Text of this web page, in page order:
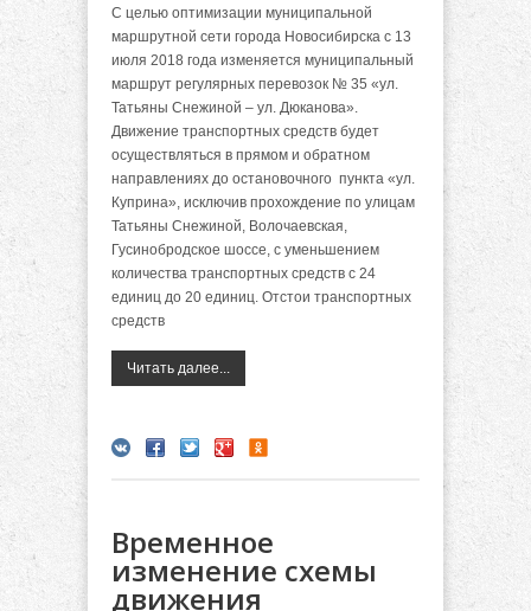
С целью оптимизации муниципальной
маршрутной сети города Новосибирска с 13
июля 2018 года изменяется муниципальный
маршрут регулярных перевозок № 35 «ул.
Татьяны Снежиной – ул. Дюканова».
Движение транспортных средств будет
осуществляться в прямом и обратном
направлениях до остановочного пункта «ул.
Куприна», исключив прохождение по улицам
Татьяны Снежиной, Волочаевская,
Гусинобродское шоссе, с уменьшением
количества транспортных средств с 24
единиц до 20 единиц. Отстои транспортных
средств
Читать далее...
Временное
изменение схемы
движения